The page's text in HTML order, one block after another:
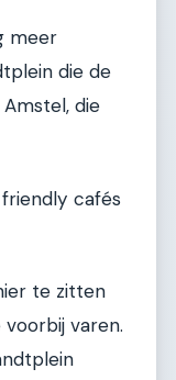
meer
die de
die
cafés
te zitten
varen.